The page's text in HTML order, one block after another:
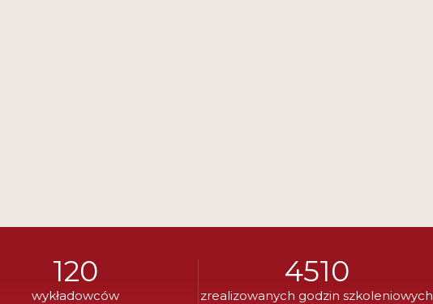
120
wykładowców
4510
zrealizowanych godzin szkoleniowych